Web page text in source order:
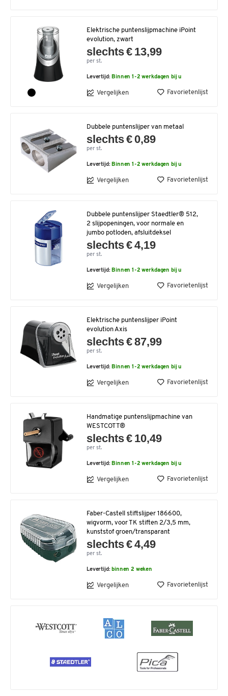
Elektrische puntenslijpmachine iPoint
evolution, zwart
slechts € 13,99
per st.
Levertijd: Binnen 1-2 werkdagen bij u
Vergelijken Favorietenlijst
Dubbele puntenslijper van metaal
slechts € 0,89
per st.
Levertijd: Binnen 1-2 werkdagen bij u
Vergelijken Favorietenlijst
Dubbele puntenslijper Staedtler® 512,
2 slijpopeningen, voor normale en
jumbo potloden, afsluitdeksel
slechts € 4,19
per st.
Levertijd: Binnen 1-2 werkdagen bij u
Vergelijken Favorietenlijst
Elektrische puntenslijper iPoint
evolution Axis
slechts € 87,99
per st.
Levertijd: Binnen 1-2 werkdagen bij u
Vergelijken Favorietenlijst
Handmatige puntenslijpmachine van
WESTCOTT®
slechts € 10,49
per st.
Levertijd: Binnen 1-2 werkdagen bij u
Vergelijken Favorietenlijst
Faber-Castell stiftslijper 186600,
wigvorm, voor TK stiften 2/3,5 mm,
kunststof groen/transparant
slechts € 4,49
per st.
Levertijd: binnen 2 weken
Vergelijken Favorietenlijst